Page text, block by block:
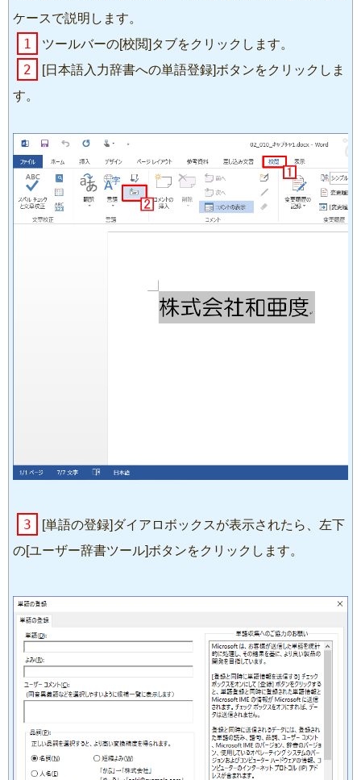
ケースで説明します。
1 ツールバーの[校閲]タブをクリックします。
2
[日本語入力辞書への単語登録]ボタンをクリックしま
す。
3
[単語の登録]ダイアロボックスが表示されたら、左下
の[ユーザー辞書ツール]ボタンをクリックします。